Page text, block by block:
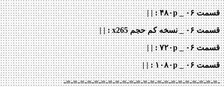
قسمت ۰۶ _ ۴۸۰p : | |
قسمت ۰۶ _ نسخه کم حجم x265 : | |
قسمت ۰۶ _ ۷۲۰p : | |
قسمت ۰۶ _ ۱۰۸۰p
: | |
-=-=-=-=-=-=-=-=-=-=-=-=-=-=-=-=-=-=-=-=-=-=-